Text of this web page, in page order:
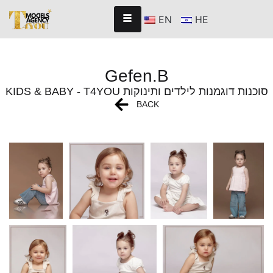
EN HE
Gefen.B
KIDS & BABY - T4YOU סוכנות דוגמנות לילדים ותינוקות
BACK